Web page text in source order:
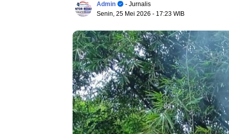
Admin
- Jurnalis
Senin, 25 Mei 2026 - 17:23 WIB